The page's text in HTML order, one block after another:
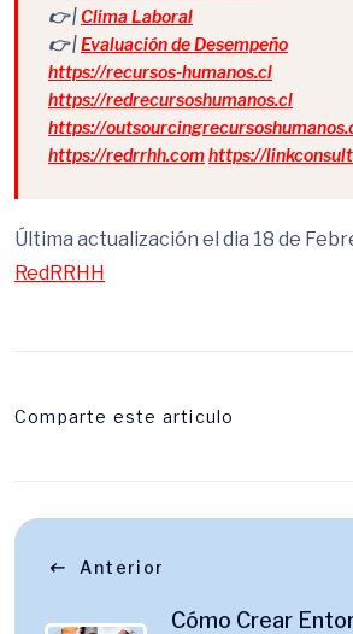
👉 |Clima Laboral
👉 |Evaluación de Desempeño
https://recursos-humanos.cl
https://redrecursoshumanos.cl
https://
https://redrrhh.comhttps://
Última actualización el dia 18 de
RedRRHH
Comparte este articulo
Anterior
Cómo Crear